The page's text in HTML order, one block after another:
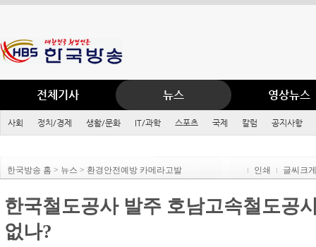
전체기사 뉴스 영상뉴스
사회 정치/경제 생활/문화 IT/과학 스포츠 국제 칼럼 공지사항
한국방송 홈 > 뉴스 > 환경안전예방 카메라고발 인쇄 글씨크게
한국철도공사 발주 호남고속철도공
없나?